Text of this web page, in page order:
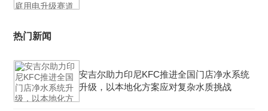
热门新闻
安吉尔助力印尼KFC推进全国门店净水系统
升级，以本地化方案应对复杂水质挑战